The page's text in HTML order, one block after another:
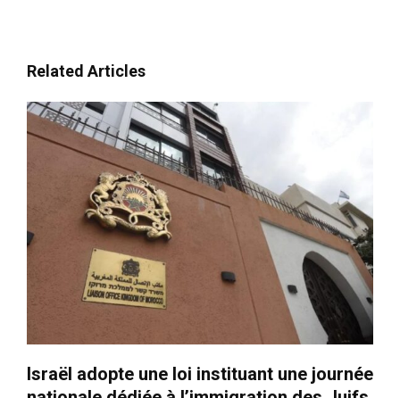
Related Articles
Israël adopte une loi instituant une journée